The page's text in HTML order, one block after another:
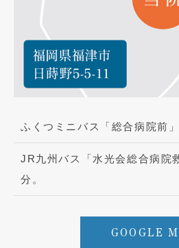
ふくつミニバス「総合病院前」
JR九州バス「水光会総合病院
分。
GOOGLE